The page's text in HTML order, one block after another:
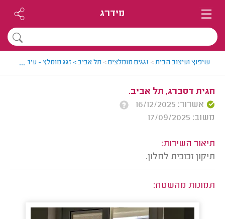
מידרג
שיפוץ ועיצוב הבית> זגגים מומלצים> תל אביב > זגג מומלץ - עידן >
...
חגית דסברג, תל אביב.
אשרור: 16/12/2025
משוב: 17/09/2025
תיאור השירות:
תיקון זכוכית לחלון.
תמונות מהשטח: